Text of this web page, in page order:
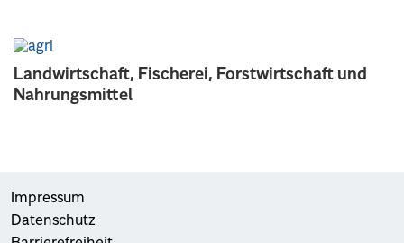
Landwirtschaft, Fischerei, Forstwirtschaft und
Nahrungsmittel
Impressum
Datenschutz